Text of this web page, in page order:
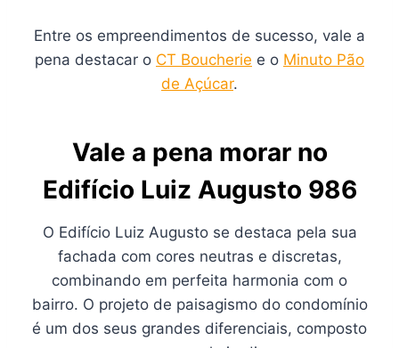
Entre os empreendimentos de sucesso, vale a
pena destacar o CT Boucherie e o Minuto Pão
de Açúcar.
Vale a pena morar no
Edifício Luiz Augusto 986
O Edifício Luiz Augusto se destaca pela sua
fachada com cores neutras e discretas,
combinando em perfeita harmonia com o
bairro. O projeto de paisagismo do condomínio
é um dos seus grandes diferenciais, composto